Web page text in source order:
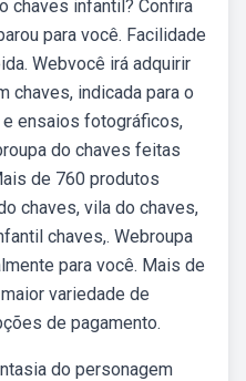
chaves infantil? Confira
para você. Facilidade
Webvocê irá adquirir
chaves, indicada para o
ensaios fotográficos,
do chaves feitas
de 760 produtos
chaves, vila do chaves,
chaves,. Webroupa
para você. Mais de
variedade de
de pagamento.
do personagem